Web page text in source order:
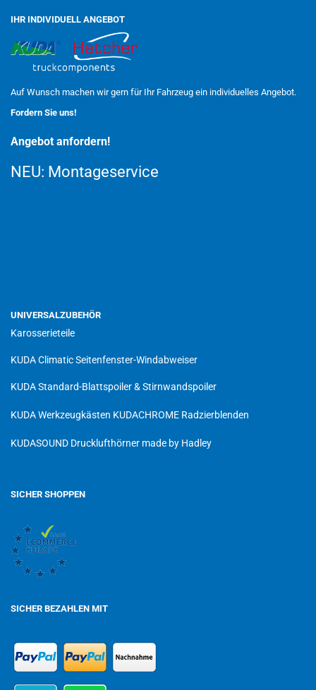
IHR INDIVIDUELL ANGEBOT
Auf Wunsch machen wir gern für Ihr Fahrzeug ein individuelles Angebot.
Fordern Sie uns!
Angebot anfordern!
NEU: Montageservice
UNIVERSALZUBEHÖR
Karosserieteile
KUDA Climatic Seitenfenster-Windabweiser
KUDA Standard-Blattspoiler & Stirnwandspoiler
KUDA Werkzeugkästen KUDACHROME Radzierblenden
KUDASOUND Drucklufthörner made by Hadley
SICHER SHOPPEN
SICHER BEZAHLEN MIT